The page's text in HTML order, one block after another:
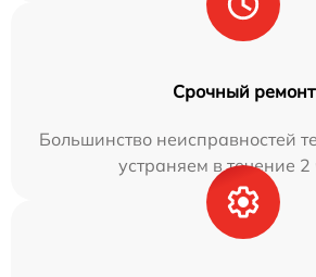
Срочный ремонт
Большинство неисправностей
устраняем в течение 2